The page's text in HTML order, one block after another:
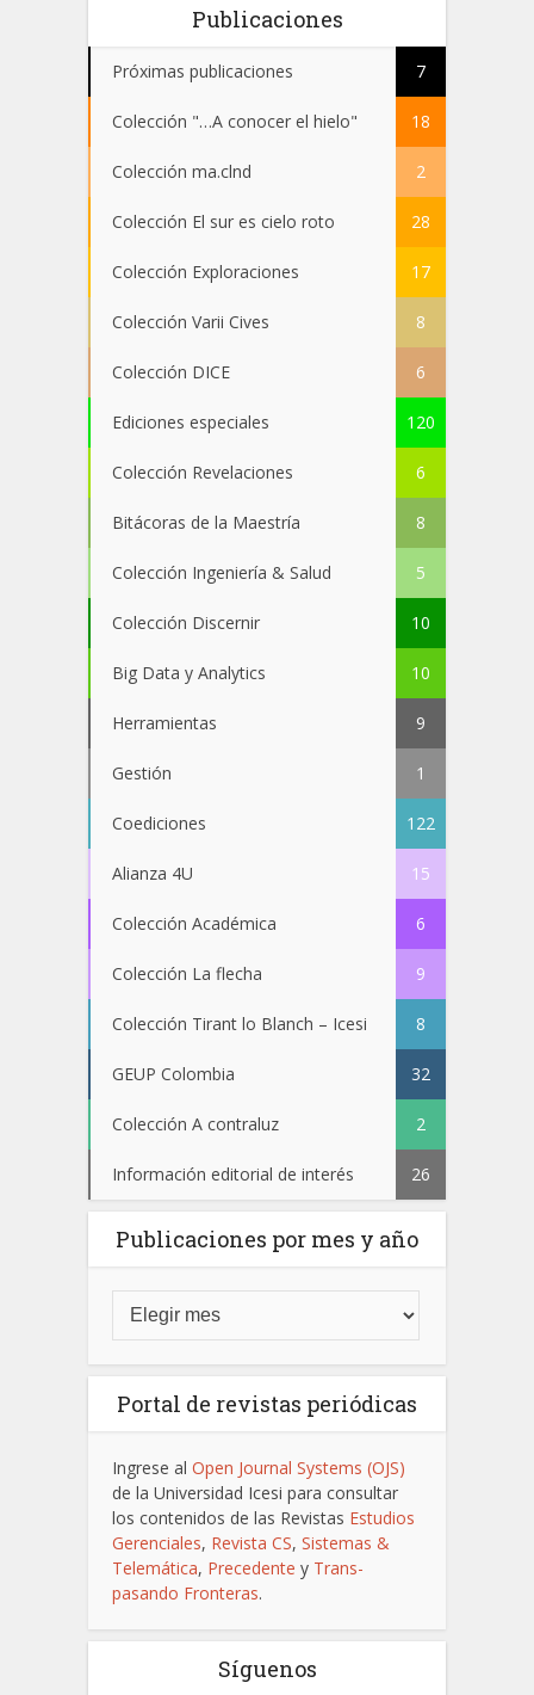
Publicaciones
Próximas publicaciones 7
Colección "…A conocer el hielo" 18
Colección ma.clnd 2
Colección El sur es cielo roto 28
Colección Exploraciones 17
Colección Varii Cives 8
Colección DICE 6
Ediciones especiales 120
Colección Revelaciones 6
Bitácoras de la Maestría 8
Colección Ingeniería & Salud 5
Colección Discernir 10
Big Data y Analytics 10
Herramientas 9
Gestión 1
Coediciones 122
Alianza 4U 15
Colección Académica 6
Colección La flecha 9
Colección Tirant lo Blanch – Icesi 8
GEUP Colombia 32
Colección A contraluz 2
Información editorial de interés 26
Publicaciones por mes y año
Portal de revistas periódicas
Ingrese al Open Journal Systems (OJS)
de la Universidad Icesi para consultar
los contenidos de las Revistas Estudios
Gerenciales, Revista CS, Sistemas &
Telemática, Precedente y Trans-
pasando Fronteras.
Síguenos